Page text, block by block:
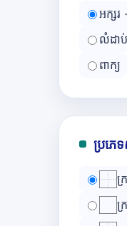
អក្សរ
លំដាប់
ពាក្យ
ប្រភេ
ក្
ក្